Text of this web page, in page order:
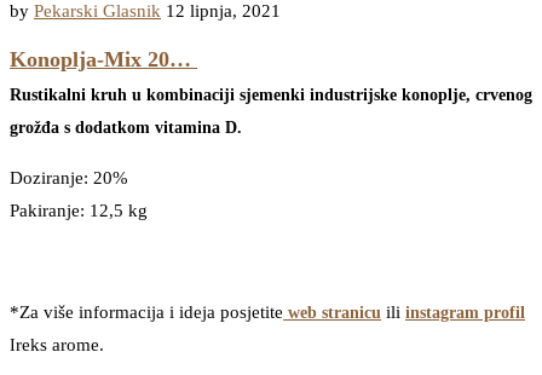
by Pekarski Glasnik 12 lipnja, 2021
Konoplja-Mix 20…
Rustikalni kruh u kombinaciji sjemenki industrijske konoplje, crvenog
grožđa s dodatkom vitamina D.
Doziranje: 20%
Pakiranje: 12,5 kg
*Za više informacija i ideja posjetite web stranicu ili instagram profil
Ireks arome.